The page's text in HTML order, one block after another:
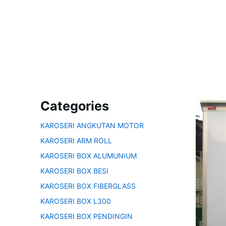
Categories
KAROSERI ANGKUTAN MOTOR
KAROSERI ARM ROLL
KAROSERI BOX ALUMUNIUM
KAROSERI BOX BESI
KAROSERI BOX FIBERGLASS
KAROSERI BOX L300
KAROSERI BOX PENDINGIN